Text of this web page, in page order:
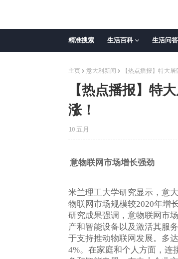
精准搜索 生活百科 生活问答
主页 意大利新闻 【热点播报】特大
【热点播报】特
涨！
10 五月
意物联网市场增长强劲
米兰理工大学研究显示，意
物联网市场规模较2020年增
研究成果强调，意物联网市
产和智能设备以及激活其服
于支持推动物联网发展。多达
4%。在家庭和个人方面，连